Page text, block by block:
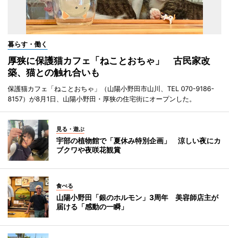
暮らす・働く
厚狭に保護猫カフェ「ねことおちゃ」 古民家改
築、猫との触れ合いも
保護猫カフェ「ねことおちゃ」（山陽小野田市山川、TEL 070-9186-
8157）が8月1日、山陽小野田・厚狭の住宅街にオープンした。
見る・遊ぶ
宇部の植物館で「夏休み特別企画」 涼しい夜にカ
ブクワや夜咲花観賞
食べる
山陽小野田「銀のホルモン」3周年 美容師店主が
届ける「感動の一瞬」